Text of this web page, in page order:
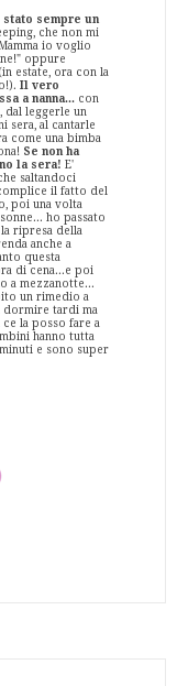
stato sempre un
che non mi
io voglio
oppure
estate, ora con la
Il vero
a nanna... con
dal leggerle un
sera, al cantarle
come una bimba
Se non ha
la sera! E'
saltandoci
il fatto del
poi una volta
ho passato
ripresa della
anche a
questa
di cena...e poi
a mezzanotte...
un rimedio a
dormire tardi ma
la posso fare a
hanno tutta
e sono super